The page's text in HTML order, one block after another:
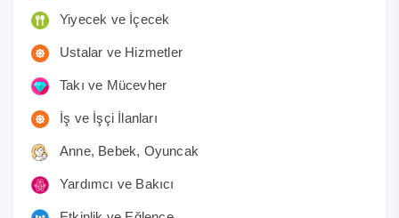
Yiyecek ve İçecek
Ustalar ve Hizmetler
Takı ve Mücevher
İş ve İşçi İlanları
Anne, Bebek, Oyuncak
Yardımcı ve Bakıcı